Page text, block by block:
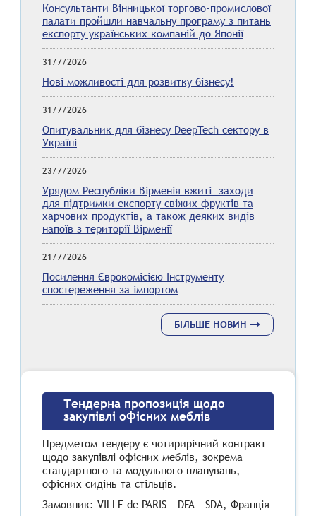
Консультанти Вінницької торгово-промислової
палати пройшли навчальну програму з питань
експорту українських компаній до Японії
31/7/2026
Нові можливості для розвитку бізнесу!
31/7/2026
Опитувальник для бізнесу DeepTech сектору в
Україні
23/7/2026
Урядом Республіки Вірменія вжиті заходи
для підтримки експорту свіжих фруктів та
харчових продуктів, а також деяких видів
напоїв з території Вірменії
21/7/2026
Посилення Єврокомісією Інструменту
спостереження за імпортом
БІЛЬШЕ НОВИН
Тендерна пропозиція щодо
закупівлі офісних меблів
Предметом тендеру є чотирирічний контракт
щодо закупівлі офісних меблів, зокрема
стандартного та модульного планувань,
офісних сидінь та стільців.
Замовник: VILLE de PARIS – DFA – SDA, Франція